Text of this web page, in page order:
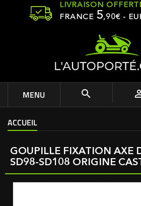
LIVRAISON
FRANCE 5,90€ -
MENU 
ACCUEIL
GOUPILLE FIXATION AXE
SD98-SD108 ORIGINE